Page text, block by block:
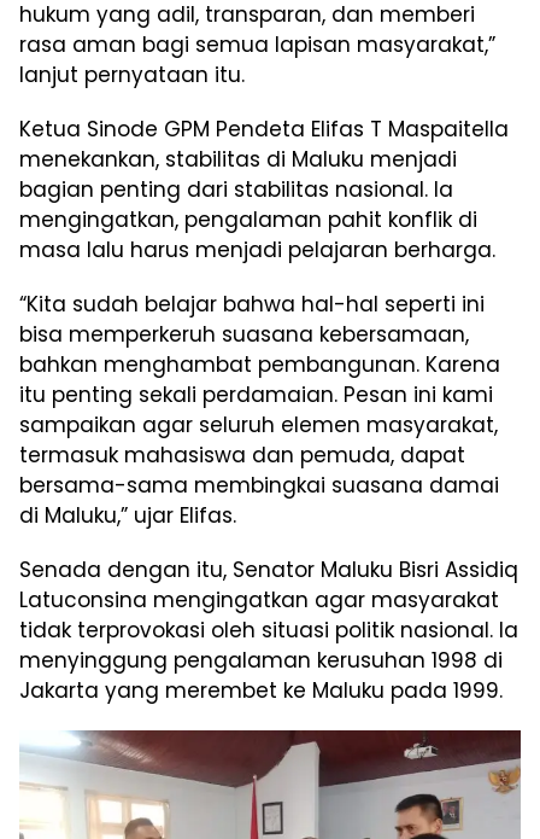
hukum yang adil, transparan, dan memberi
rasa aman bagi semua lapisan masyarakat,”
lanjut pernyataan itu.
Ketua Sinode GPM Pendeta Elifas T Maspaitella
menekankan, stabilitas di Maluku menjadi
bagian penting dari stabilitas nasional. Ia
mengingatkan, pengalaman pahit konflik di
masa lalu harus menjadi pelajaran berharga.
“Kita sudah belajar bahwa hal-hal seperti ini
bisa memperkeruh suasana kebersamaan,
bahkan menghambat pembangunan. Karena
itu penting sekali perdamaian. Pesan ini kami
sampaikan agar seluruh elemen masyarakat,
termasuk mahasiswa dan pemuda, dapat
bersama-sama membingkai suasana damai
di Maluku,” ujar Elifas.
Senada dengan itu, Senator Maluku Bisri Assidiq
Latuconsina mengingatkan agar masyarakat
tidak terprovokasi oleh situasi politik nasional. Ia
menyinggung pengalaman kerusuhan 1998 di
Jakarta yang merembet ke Maluku pada 1999.